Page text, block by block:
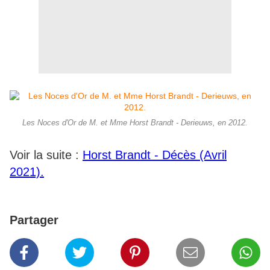
Les Noces d'Or de M. et Mme Horst Brandt - Derieuws, en 2012.
Voir la suite : Horst Brandt - Décès (Avril
2021).
Partager